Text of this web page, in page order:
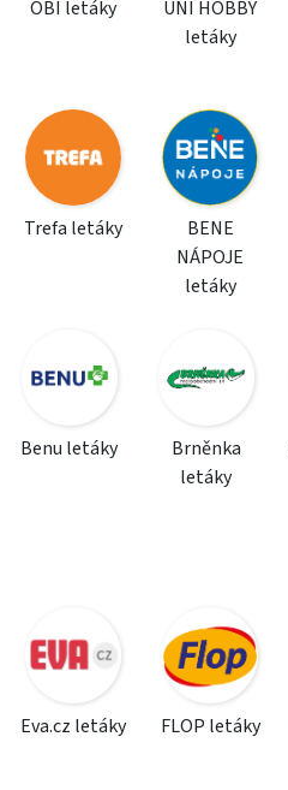
OBI letáky
UNI HOBBY
letáky
Trefa letáky
BENE
NÁPOJE
letáky
Benu letáky
Brněnka
letáky
Eva.cz letáky FLOP letáky